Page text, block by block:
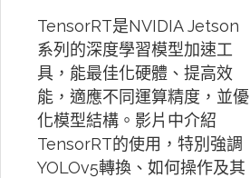
TensorRT是NVIDIA Jetson
系列的深度學習模型加速工
具，能最佳化硬體、提高效
能，適應不同運算精度，並優
化模型結構。影片中介紹
TensorRT的使用，特別強調
YOLOv5轉換、如何操作及其